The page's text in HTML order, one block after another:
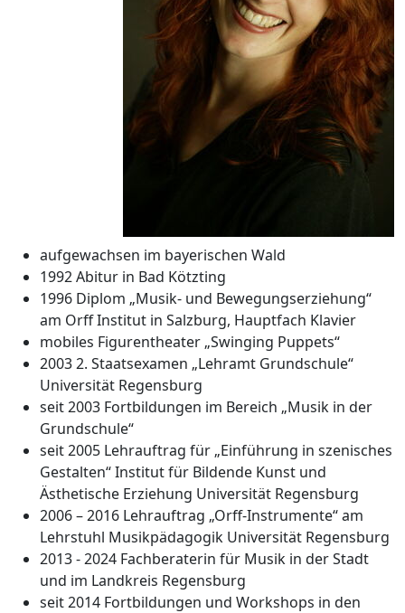
aufgewachsen im bayerischen Wald
1992 Abitur in Bad Kötzting
1996 Diplom „Musik- und Bewegungserziehung“
am Orff Institut in Salzburg, Hauptfach Klavier
mobiles Figurentheater „Swinging Puppets“
2003 2. Staatsexamen „Lehramt Grundschule“
Universität Regensburg
seit 2003 Fortbildungen im Bereich „Musik in der
Grundschule“
seit 2005 Lehrauftrag für „Einführung in szenisches
Gestalten“ Institut für Bildende Kunst und
Ästhetische Erziehung Universität Regensburg
2006 – 2016 Lehrauftrag „Orff-Instrumente“ am
Lehrstuhl Musikpädagogik Universität Regensburg
2013 - 2024 Fachberaterin für Musik in der Stadt
und im Landkreis Regensburg
seit 2014 Fortbildungen und Workshops in den